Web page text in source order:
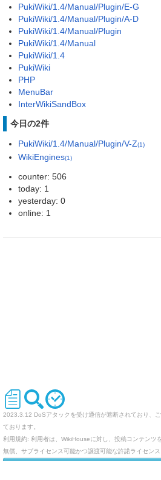
PukiWiki/1.4/Manual/Plugin/E-G
PukiWiki/1.4/Manual/Plugin/A-D
PukiWiki/1.4/Manual/Plugin
PukiWiki/1.4/Manual
PukiWiki/1.4
PukiWiki
PHP
MenuBar
InterWikiSandBox
今日の2件
PukiWiki/1.4/Manual/Plugin/V-Z(1)
WikiEngines(1)
counter: 506
today: 1
yesterday: 0
online: 1
2023.3.12 DoSアタックを受け通信が遮断されており、
ております。
利用規約: 利用者は、WikiHouseに対し、投稿コンテンツ
無償、サブライセンス可能かつ譲渡可能な許諾ライセンス